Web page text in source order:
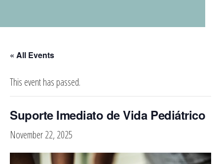
« All Events
This event has passed.
Suporte Imediato de Vida Pediátrico
November 22, 2025